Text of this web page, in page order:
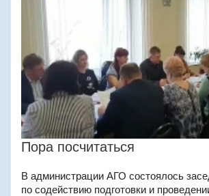
Пора посчитаться
В администрации АГО состоялось
по содействию подготовки и